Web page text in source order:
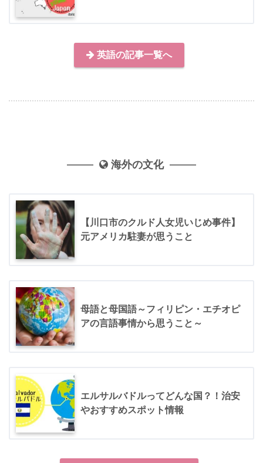
英語の記事一覧へ
海外の文化
【川口市のクルド人女児いじめ事件】
元アメリカ駐妻が思うこと
母語と母国語～フィリピン・エチオピ
アの言語事情から思うこと～
エルサルバドルってどんな国？！治安
やおすすめスポット情報